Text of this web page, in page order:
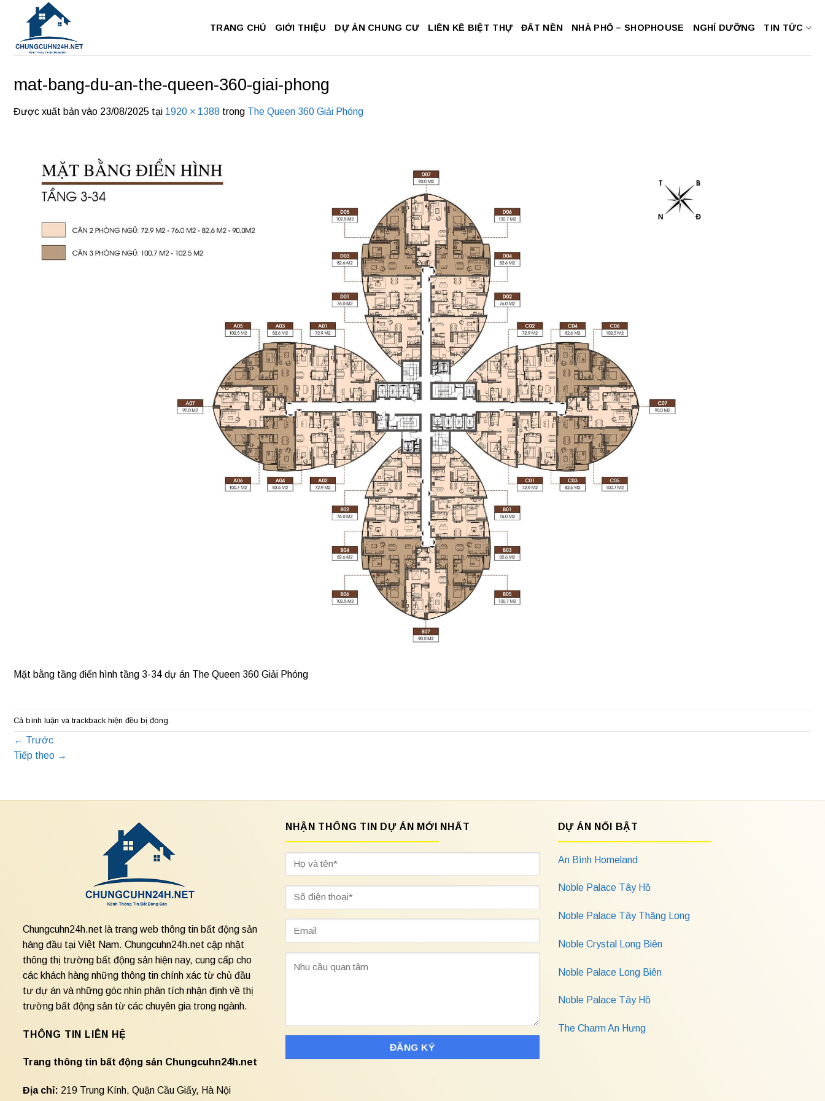
dung
TRANG CHỦ GIỚI THIỆU DỰ ÁN CHUNG CƯ LIỀN KỀ BIỆT THỰ ĐẤT NỀN NHÀ PHỐ – SHOPHOUSE NGHỈ DƯỠNG TIN TỨC
mat-bang-du-an-the-queen-360-giai-phong
Được xuất bản vào 23/08/2025 tại 1920 × 1388 trong The Queen 360 Giải Phóng
Mặt bằng tầng điển hình tầng 3-34 dự án The Queen 360 Giải Phóng
Cả bình luận và trackback hiện đều bị đóng.
← Trước
Tiếp theo →
Chungcuhn24h.net là trang web thông tin bất động sản
hàng đầu tại Việt Nam. Chungcuhn24h.net cập nhật
thông thị trường bất động sản hiện nay, cung cấp cho
các khách hàng những thông tin chính xác từ chủ đầu
tư dự án và những góc nhìn phân tích nhận định về thị
trường bất động sản từ các chuyên gia trong ngành.
THÔNG TIN LIÊN HỆ
Trang thông tin bất động sản Chungcuhn24h.net
Địa chỉ: 219 Trung Kính, Quận Cầu Giấy, Hà Nội
NHẬN THÔNG TIN DỰ ÁN MỚI NHẤT DỰ ÁN NỔI BẬT
An Bình Homeland
Noble Palace Tây Hồ
Noble Palace Tây Thăng Long
Noble Crystal Long Biên
Noble Palace Long Biên
Noble Palace Tây Hồ
The Charm An Hưng